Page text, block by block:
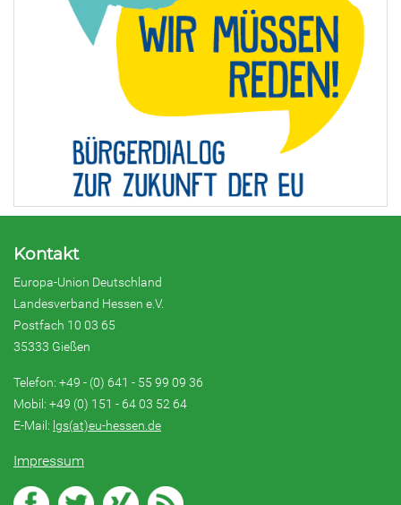
Kontakt
Europa-Union Deutschland
Landesverband Hessen e.V.
Postfach 10 03 65
35333 Gießen
Telefon: +49 - (0) 641 - 55 99 09 36
Mobil: +49 (0) 151 - 64 03 52 64
E-Mail: lgs(at)eu-hessen.de
Impressum